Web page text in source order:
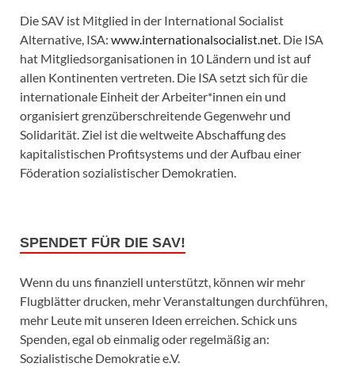
Die SAV ist Mitglied in der International Socialist
Alternative, ISA: www.internationalsocialist.net. Die ISA
hat Mitgliedsorganisationen in 10 Ländern und ist auf
allen Kontinenten vertreten. Die ISA setzt sich für die
internationale Einheit der Arbeiter*innen ein und
organisiert grenzüberschreitende Gegenwehr und
Solidarität. Ziel ist die weltweite Abschaffung des
kapitalistischen Profitsystems und der Aufbau einer
Föderation sozialistischer Demokratien.
SPENDET FÜR DIE SAV!
Wenn du uns finanziell unterstützt, können wir mehr
Flugblätter drucken, mehr Veranstaltungen durchführen,
mehr Leute mit unseren Ideen erreichen. Schick uns
Spenden, egal ob einmalig oder regelmäßig an:
Sozialistische Demokratie e.V.